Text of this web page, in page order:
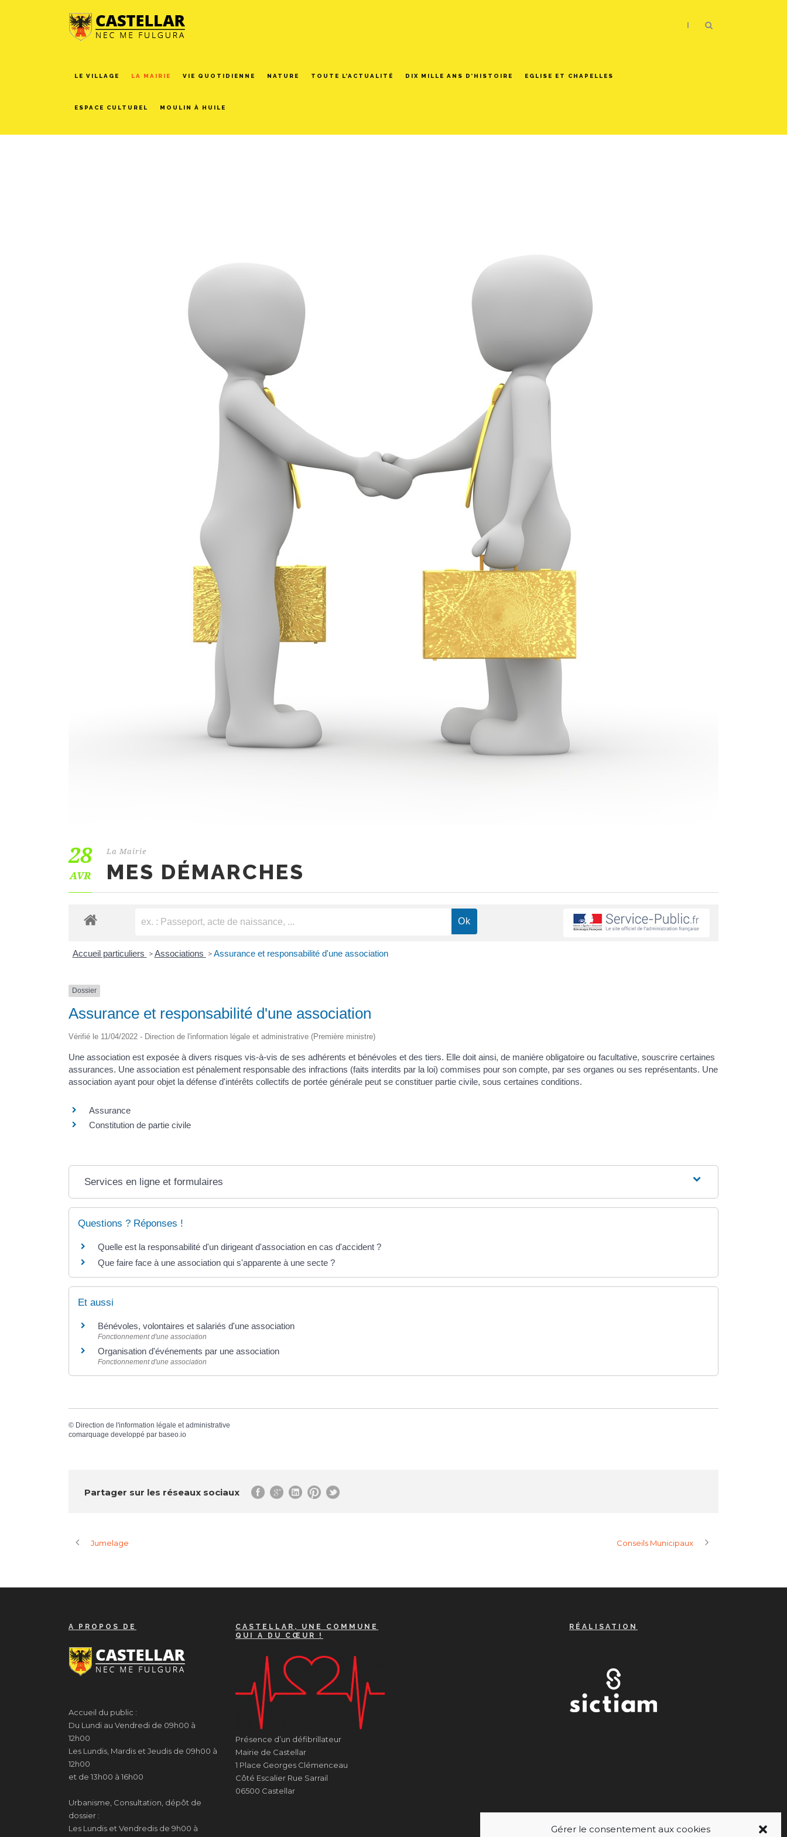
Gérer le consentement aux cookies
LE VILLAGE LA MAIRIE VIE QUOTIDIENNE NATURE TOUTE L’ACTUALITÉ DIX MILLE ANS D’HISTOIRE EGLISE ET CHAPELLES
ESPACE CULTUREL MOULIN À HUILE
|
28
AVR
La Mairie
MES DÉMARCHES
Accueil particuliers > Associations > Assurance et responsabilité d'une association
Dossier
Assurance et responsabilité d'une association
Vérifié le 11/04/2022 - Direction de l'information légale et administrative (Première ministre)
Une association est exposée à divers risques vis-à-vis de ses adhérents et bénévoles et des tiers. Elle doit ainsi, de manière obligatoire ou facultative, souscrire certaines
assurances. Une association est pénalement responsable des infractions (faits interdits par la loi) commises pour son compte, par ses organes ou ses représentants. Une
association ayant pour objet la défense d'intérêts collectifs de portée générale peut se constituer partie civile, sous certaines conditions.
Assurance
Constitution de partie civile
Services en ligne et formulaires
Questions ? Réponses !
Quelle est la responsabilité d'un dirigeant d'association en cas d'accident ?
Que faire face à une association qui s'apparente à une secte ?
Et aussi
Bénévoles, volontaires et salariés d'une association
Fonctionnement d'une association
Organisation d'événements par une association
Fonctionnement d'une association
© Direction de l'information légale et administrative
comarquage developpé par baseo.io
Partager sur les réseaux sociaux
Jumelage Conseils Municipaux
A PROPOS DE
Accueil du public :
Du Lundi au Vendredi de 09h00 à
12h00
Les Lundis, Mardis et Jeudis de 09h00 à
12h00
et de 13h00 à 16h00
Urbanisme, Consultation, dépôt de
dossier :
Les Lundis et Vendredis de 9h00 à
CASTELLAR, UNE COMMUNE
QUI A DU CŒUR !
Présence d’un défibrillateur
Mairie de Castellar
1 Place Georges Clémenceau
Côté Escalier Rue Sarrail
06500 Castellar
RÉALISATION